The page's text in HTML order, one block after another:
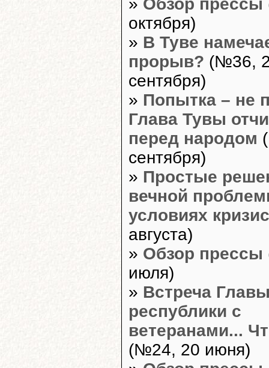
октября)
» В Туве
прорыв? (№36,
сентября)
» Попытка – не
Глава Тувы
перед народом
сентября)
» Простые
вечной
условиях
августа)
» Обзор прессы
июля)
» Встреча
республики с
ветеранами...
(№24, 20 июня)